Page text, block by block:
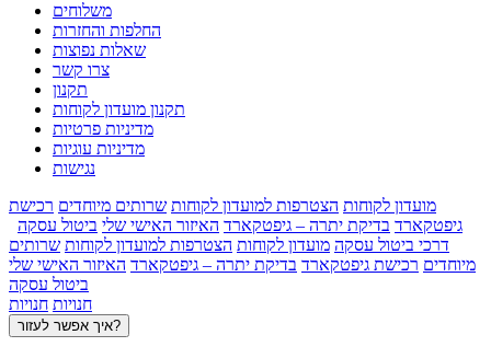
משלוחים
החלפות והחזרות
שאלות נפוצות
צרו קשר
תקנון
תקנון מועדון לקוחות
מדיניות פרטיות
מדיניות עוגיות
נגישות
מועדון לקוחות הצטרפות למועדון לקוחות שרותים מיוחדים רכישת
גיפטקארד בדיקת יתרה – גיפטקארד האיזור האישי שלי ביטול עסקה
דרכי ביטול עסקה מועדון לקוחות הצטרפות למועדון לקוחות שרותים
מיוחדים רכישת גיפטקארד בדיקת יתרה – גיפטקארד האיזור האישי שלי
ביטול עסקה
חנויות חנויות
איך אפשר לעזור?